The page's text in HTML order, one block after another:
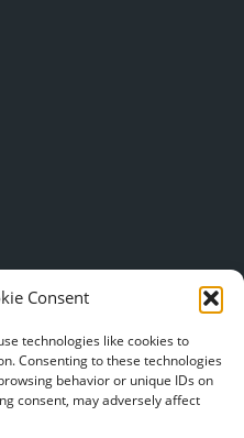
Consent
technologies like cookies to
Consenting to these technologies
behavior or unique IDs on
consent, may adversely affect